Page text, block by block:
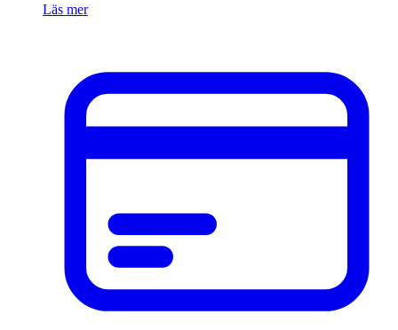
Läs mer